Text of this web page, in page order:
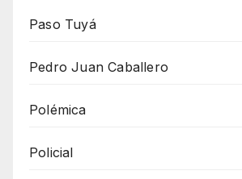
Paso Tuyá
Pedro Juan Caballero
Polémica
Policial